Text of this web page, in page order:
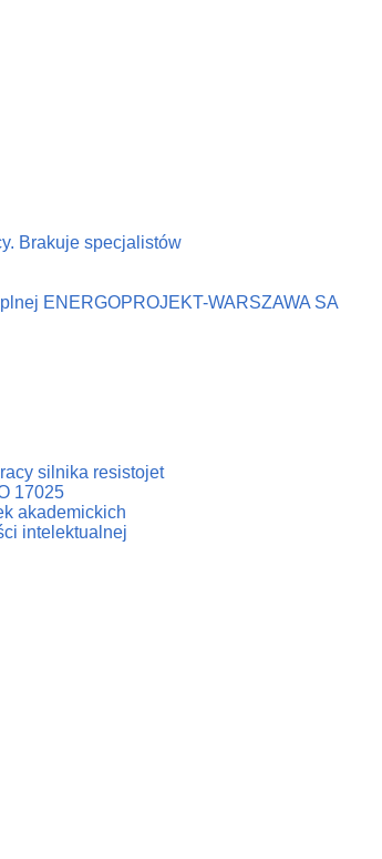
Brakuje specjalistów
ENERGOPROJEKT-WARSZAWA SA
silnika resistojet
17025
akademickich
intelektualnej